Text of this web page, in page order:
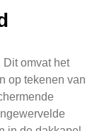
omvat het
op tekenen van